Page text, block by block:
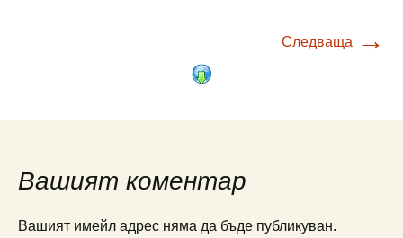
Следваща →
Вашият коментар
Вашият имейл адрес няма да бъде публикуван.